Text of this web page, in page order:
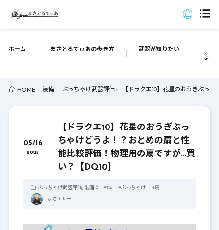
ホーム まさとるてぃあの歩き方 武器が知りたい
ぶっ
HOME 装備 ぶっちゃけ武器評価 【ドラクエ10】花星のおうぎぶっ
05/16
2025
【ドラクエ10】花星のおうぎぶっ
ちゃけどうよ！？おとめの扇と性
能比較評価！物理用の扇ですが…買
い？【DQ10】
ぶっちゃけ武器評価, 装備 #7.4 #ぶっちゃけ #扇
まさてぃー